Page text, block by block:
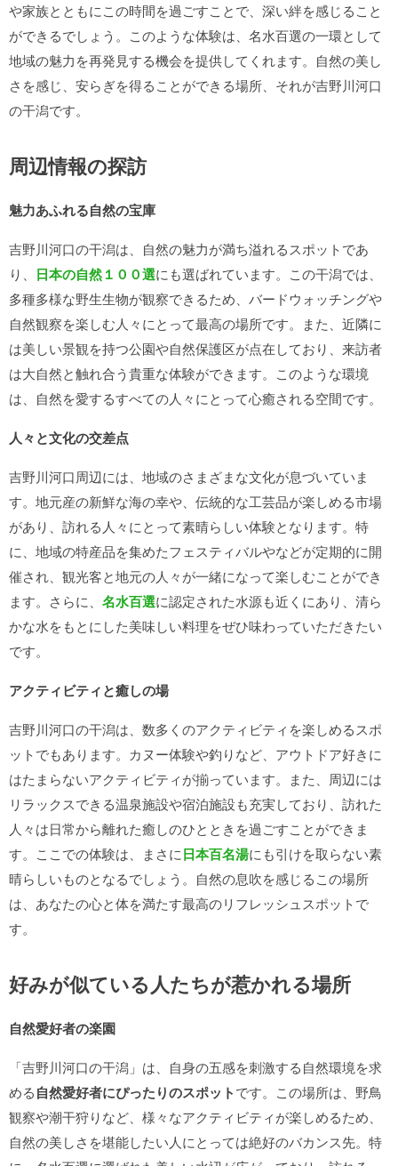
や家族とともにこの時間を過ごすことで、深い絆を感じること
ができるでしょう。このような体験は、名水百選の一環として
地域の魅力を再発見する機会を提供してくれます。自然の美し
さを感じ、安らぎを得ることができる場所、それが吉野川河口
の干潟です。
周辺情報の探訪
魅力あふれる自然の宝庫
吉野川河口の干潟は、自然の魅力が満ち溢れるスポットであ
り、 日本の自然１００選にも選ばれています。この干潟では、
多種多様な野生生物が観察できるため、バードウォッチングや
自然観察を楽しむ人々にとって最高の場所です。また、近隣に
は美しい景観を持つ公園や自然保護区が点在しており、来訪者
は大自然と触れ合う貴重な体験ができます。このような環境
は、自然を愛するすべての人々にとって心癒される空間です。
人々と文化の交差点
吉野川河口周辺には、地域のさまざまな文化が息づいていま
す。地元産の新鮮な海の幸や、伝統的な工芸品が楽しめる市場
があり、訪れる人々にとって素晴らしい体験となります。特
に、地域の特産品を集めたフェスティバルやなどが定期的に開
催され、観光客と地元の人々が一緒になって楽しむことができ
ます。さらに、 名水百選に認定された水源も近くにあり、清ら
かな水をもとにした美味しい料理をぜひ味わっていただきたい
です。
アクティビティと癒しの場
吉野川河口の干潟は、数多くのアクティビティを楽しめるスポ
ットでもあります。カヌー体験や釣りなど、アウトドア好きに
はたまらないアクティビティが揃っています。また、周辺には
リラックスできる温泉施設や宿泊施設も充実しており、訪れた
人々は日常から離れた癒しのひとときを過ごすことができま
す。ここでの体験は、まさに日本百名湯にも引けを取らない素
晴らしいものとなるでしょう。自然の息吹を感じるこの場所
は、あなたの心と体を満たす最高のリフレッシュスポットで
す。
好みが似ている人たちが惹かれる場所
自然愛好者の楽園
「吉野川河口の干潟」は、自身の五感を刺激する自然環境を求
める自然愛好者にぴったりのスポットです。この場所は、野鳥
観察や潮干狩りなど、様々なアクティビティが楽しめるため、
自然の美しさを堪能したい人にとっては絶好のバカンス先。特